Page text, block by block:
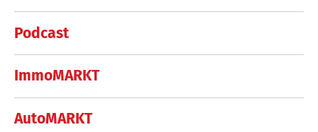
Podcast
ImmoMARKT
AutoMARKT